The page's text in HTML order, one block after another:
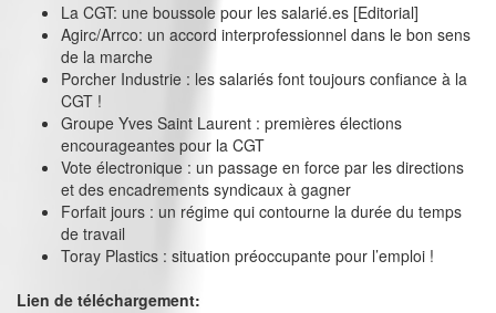
La CGT: une boussole pour les salarié.es [Editorial]
Agirc/Arrco: un accord interprofessionnel dans le bon sens
de la marche
Porcher Industrie : les salariés font toujours confiance à la
CGT !
Groupe Yves Saint Laurent : premières élections
encourageantes pour la CGT
Vote électronique : un passage en force par les directions
et des encadrements syndicaux à gagner
Forfait jours : un régime qui contourne la durée du temps
de travail
Toray Plastics : situation préoccupante pour l’emploi !
Lien de téléchargement: